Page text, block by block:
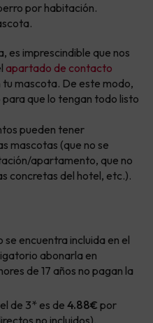
por habitación.
es imprescindible que nos
apartado de contacto
mascota. De este modo,
que lo tengan todo listo
pueden tener
mascotas (que no se
apartamento, que no
concretas del hotel, etc.).
encuentra incluida en el
abonarla en
de 17 años no pagan la
de 3* es de 4.88€ por